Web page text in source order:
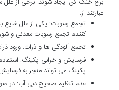
عبارتند از:
تجمع رسوبات: یکی از علل
‌کننده، تجمع رسوبات معدنی و
تجمع آلودگی ‌ها و ذرات: ورود
فرسایش و خرابی پکینگ:
پکینگ می‌ تواند منجر به
عدم تنظیم صحیح دبی آب: در